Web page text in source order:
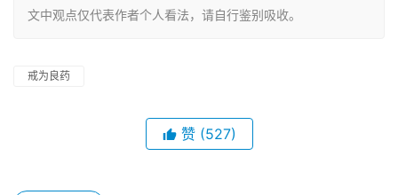
文中观点仅代表作者个人看法，请自行鉴别吸收。
戒为良药
赞 (527)